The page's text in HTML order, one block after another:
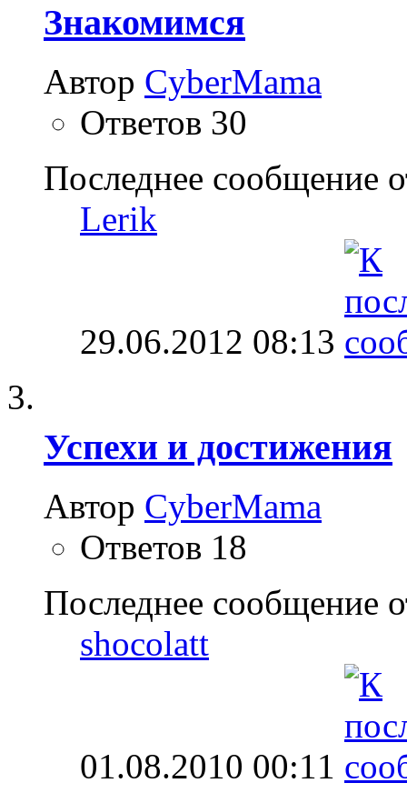
Знакомимся
Автор CyberMama
Ответов 30
Последнее сообщение
Lerik
29.06.2012 08:13
Успехи и достижения
Автор CyberMama
Ответов 18
Последнее сообщение
shocolatt
01.08.2010 00:11